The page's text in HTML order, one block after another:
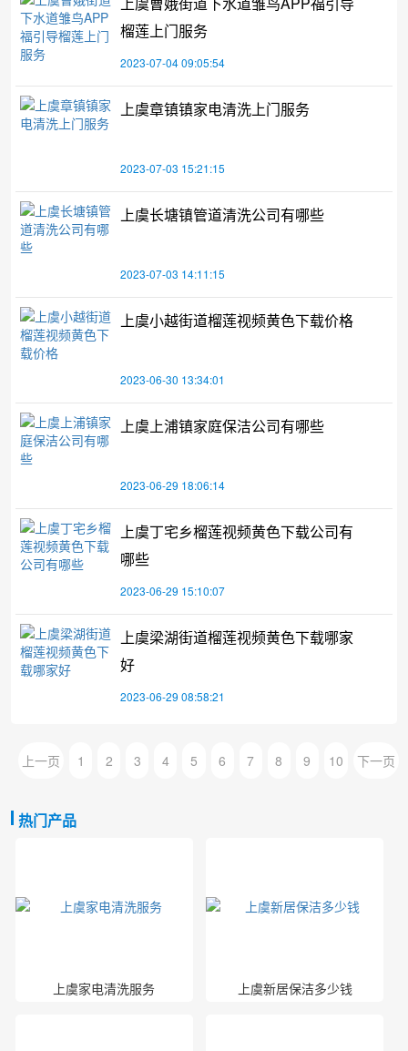
榴莲上门服务
2023-07-04 09:05:54
上虞章镇镇家电清洗上门服务
2023-07-03 15:21:15
上虞长塘镇管道清洗公司有哪些
2023-07-03 14:11:15
上虞小越街道榴莲视频黄色下载价格
2023-06-30 13:34:01
上虞上浦镇家庭保洁公司有哪些
2023-06-29 18:06:14
上虞丁宅乡榴莲视频黄色下载公司有
哪些
2023-06-29 15:10:07
上虞梁湖街道榴莲视频黄色下载哪家
好
2023-06-29 08:58:21
上一页 1 2 3 4 5 6 7 8 9 10 下一页
热门产品
上虞家电清洗服务 上虞新居保洁多少钱